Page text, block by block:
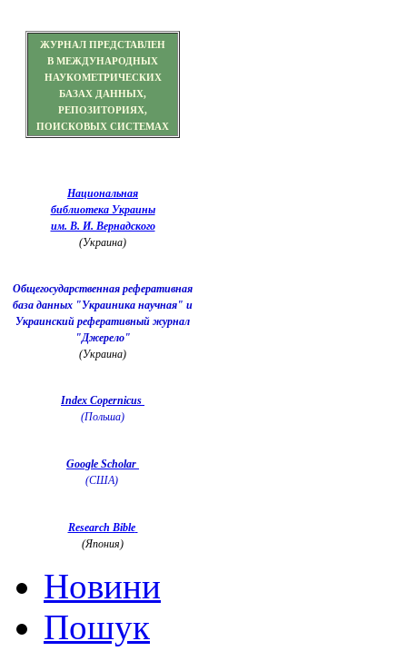
ЖУРНАЛ ПРЕДСТАВЛЕН
В МЕЖДУНАРОДНЫХ
НАУКОМЕТРИЧЕСКИХ
БАЗАХ ДАННЫХ,
РЕПОЗИТОРИЯХ,
ПОИСКОВЫХ СИСТЕМАХ
Национальная
библиотека Украины
им. В. И. Вернадского
(Украина)
Общегосударственная реферативная
база данных "Украиника научная" и
Украинский реферативный журнал
"Джерело"
(Украина)
Index Copernicus
(Польша)
Google Scholar
(США)
Research Bible
(Япония)
Новини
Пошук